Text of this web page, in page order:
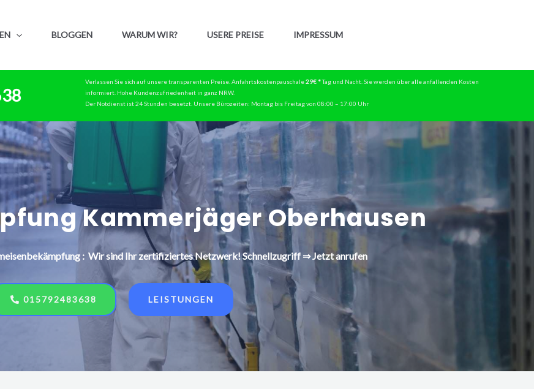
BLOGGEN WARUM WIR? USERE PREISE IMPRESSUM
Verlassen Sie sich auf unsere transparenten Preise. Anfahrtskostenpauschale29€ *Tag und Nacht. Sie werden über alle anfallenden Kosten
informiert. Hohe Kundenzufriedenheit in ganz NRW.
Der Notdienst ist 24 Stunden besetzt. Unsere Bürozeiten: Montag bis Freitag von 08:00 – 17:00 Uhr
Kammerjäger Oberhausen
: Wir sind Ihr zertifiziertes Netzwerk! Schnellzugriff ⇒ Jetzt anrufen
015792483638 LEISTUNGEN